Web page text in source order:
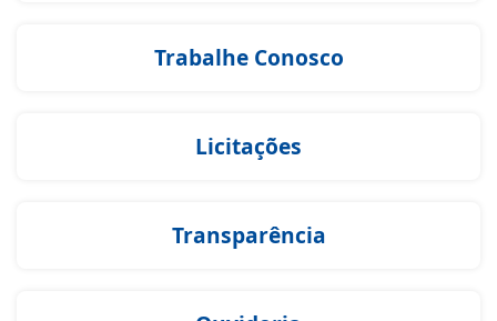
Trabalhe Conosco
Licitações
Transparência